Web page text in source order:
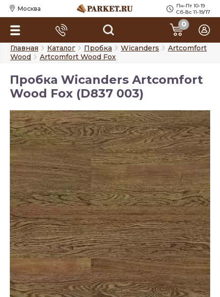
Москва
Пн-Пт 10-19
Сб-Вс 11-19/17
0
Главная Каталог Пробка Wicanders
Artcomfort
Wood
Artcomfort Wood Fox
Пробка Wicanders Artcomfort
Wood Fox (D837 003)